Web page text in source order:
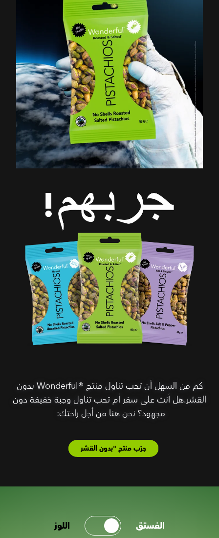
كم من السهل أن تحب تناول منتج Wonderful®‎ بدون
القشر.هل أنت على سفر أم تحب تناول وجبة خفيفة دون
مجهود؟ نحن هنا من أجل راحتك:
جرّب منتج "بدون القشر
الفستق اللوز